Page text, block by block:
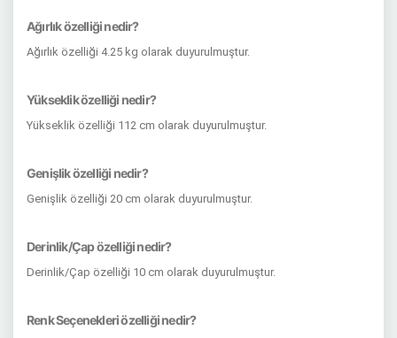
Ağırlık özelliği nedir?
Ağırlık özelliği 4.25 kg olarak duyurulmuştur.
Yükseklik özelliği nedir?
Yükseklik özelliği 112 cm olarak duyurulmuştur.
Genişlik özelliği nedir?
Genişlik özelliği 20 cm olarak duyurulmuştur.
Derinlik/Çap özelliği nedir?
Derinlik/Çap özelliği 10 cm olarak duyurulmuştur.
Renk Seçenekleri özelliği nedir?